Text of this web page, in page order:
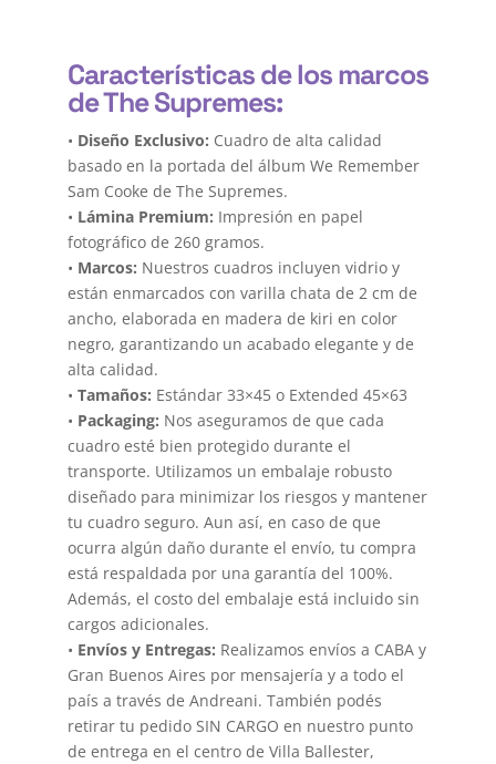
Características de los marcos
de The Supremes:
• Diseño Exclusivo: Cuadro de alta calidad
basado en la portada del álbum We Remember
Sam Cooke de The Supremes.
• Lámina Premium: Impresión en papel
fotográfico de 260 gramos.
• Marcos: Nuestros cuadros incluyen vidrio y
están enmarcados con varilla chata de 2 cm de
ancho, elaborada en madera de kiri en color
negro, garantizando un acabado elegante y de
alta calidad.
• Tamaños: Estándar 33×45 o Extended 45×63
• Packaging: Nos aseguramos de que cada
cuadro esté bien protegido durante el
transporte. Utilizamos un embalaje robusto
diseñado para minimizar los riesgos y mantener
tu cuadro seguro. Aun así, en caso de que
ocurra algún daño durante el envío, tu compra
está respaldada por una garantía del 100%.
Además, el costo del embalaje está incluido sin
cargos adicionales.
• Envíos y Entregas: Realizamos envíos a CABA y
Gran Buenos Aires por mensajería y a todo el
país a través de Andreani. También podés
retirar tu pedido SIN CARGO en nuestro punto
de entrega en el centro de Villa Ballester,